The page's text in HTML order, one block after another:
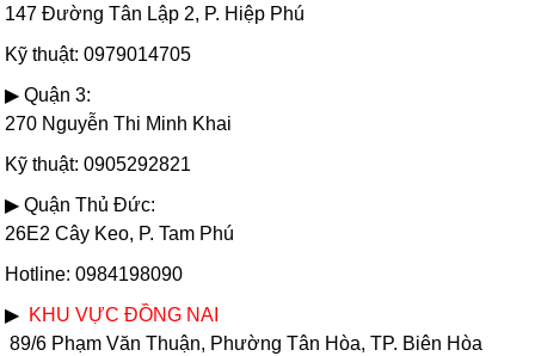
147 Đường Tân Lập 2, P. Hiệp Phú
Kỹ thuật: 0979014705
▶ Quận 3:
270 Nguyễn Thi Minh Khai
Kỹ thuật: 0905292821
▶ Quận Thủ Đức:
26E2 Cây Keo, P. Tam Phú
Hotline: 0984198090
▶ KHU VỰC ĐỒNG NAI
89/6 Phạm Văn Thuận, Phường Tân Hòa, TP. Biên Hòa